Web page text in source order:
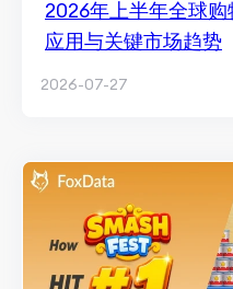
2026年上半年全球
应用与关键市场趋势
2026-07-27